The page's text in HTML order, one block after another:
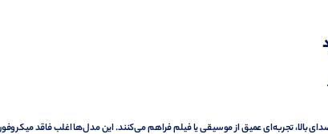
بالا، تجربه‌ای عمیق از موسیقی یا فیلم فراهم می‌کنند. این مدل‌ها اغلب فاقد